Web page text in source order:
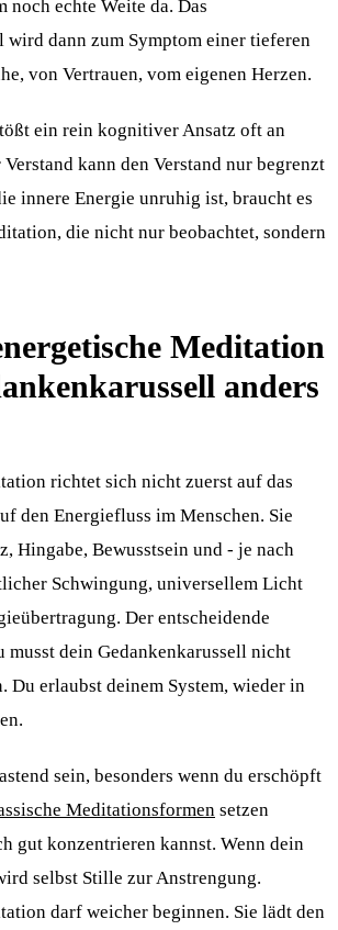
noch echte Weite da. Das
wird dann zum Symptom einer tieferen
von Vertrauen, vom eigenen Herzen.
ein rein kognitiver Ansatz oft an
kann den Verstand nur begrenzt
innere Energie unruhig ist, braucht es
die nicht nur beobachtet, sondern
Meditation
anders
richtet sich nicht zuerst auf das
den Energiefluss im Menschen. Sie
Hingabe, Bewusstsein und - je nach
Schwingung, universellem Licht
Der entscheidende
musst dein Gedankenkarussell nicht
Du erlaubst deinem System, wieder in
sein, besonders wenn du erschöpft
Meditationsformen setzen
gut konzentrieren kannst. Wenn dein
selbst Stille zur Anstrengung.
darf weicher beginnen. Sie lädt den